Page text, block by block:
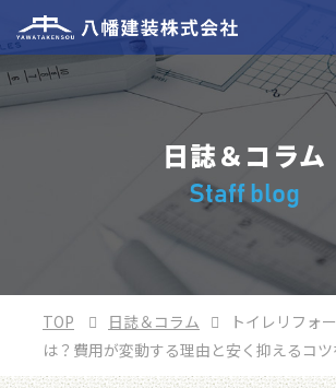
日誌＆コラム
Staff blog
TOP 日誌＆コラム
トイレリフォ
は？費用が変動する理由と安く抑えるコ